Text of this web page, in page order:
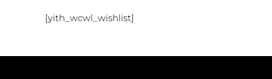
[yith_wcwl_wishlist]